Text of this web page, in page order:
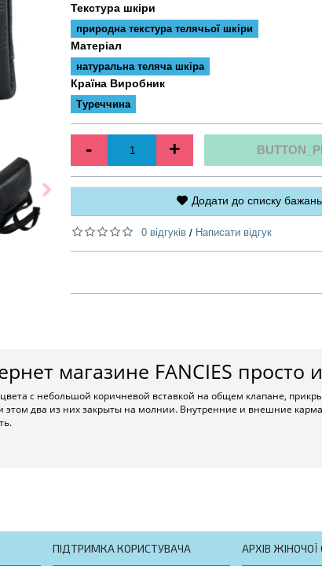
Текстура шкіри
природна текстура телячьої шкіри
Матеріал
натуральна теляча шкіра
Країна Виробник
Туреччина
- +
Додати до списку бажань
0 відгуків / Написати відгук
магазине FANCIES просто
с небольшой коричневой вставкой на общем клапане,
этом два из них закрыты на молнии. Внутренние и внешние
ПІДТРИМКА КОРИСТУВАЧА АРХІВ